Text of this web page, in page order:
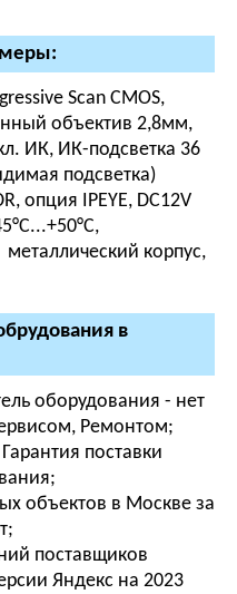
Scan CMOS,
объектив 2,8мм,
ИК, ИК-подсветка 36
подсветка)
опция IPEYE, DC12V
корпус,
в
оборудования - нет
Ремонтом;
поставки
объектов в Москве за
поставщиков
Яндекс на 2023